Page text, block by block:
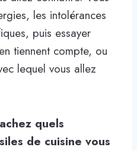
les intolérances
puis essayer
tiennent compte, ou
lequel vous allez
quels
de cuisine vous